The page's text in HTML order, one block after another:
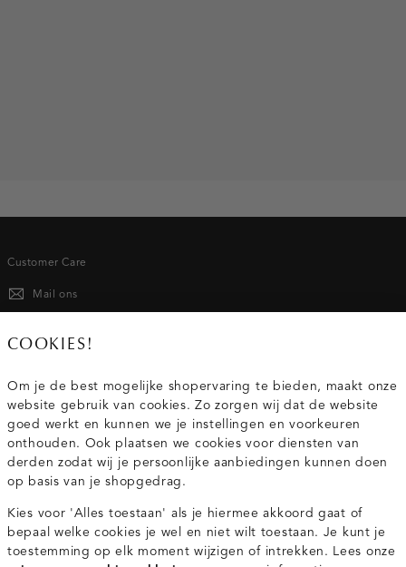
Customer Care
Mail ons
020 - 3412 667
Service
Wij zijn Costes
Topcategorieën voor jou
COOKIES!
Om je de best mogelijke shopervaring te bieden, maakt onze
website gebruik van cookies. Zo zorgen wij dat de website
goed werkt en kunnen we je instellingen en voorkeuren
onthouden. Ook plaatsen we cookies voor diensten van
derden zodat wij je persoonlijke aanbiedingen kunnen doen
op basis van je shopgedrag.
Kies voor 'Alles toestaan' als je hiermee akkoord gaat of
bepaal welke cookies je wel en niet wilt toestaan. Je kunt je
toestemming op elk moment wijzigen of intrekken. Lees onze